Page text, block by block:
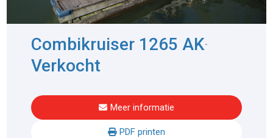
Combikruiser 1265 AK-
Verkocht
Meer informatie
PDF printen